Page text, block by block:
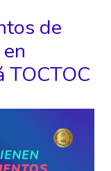
de
TOCTOC